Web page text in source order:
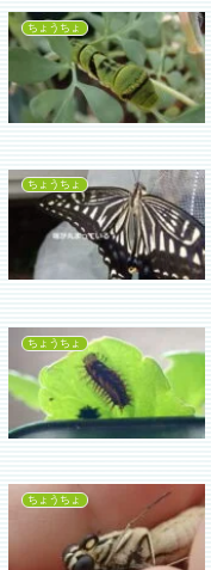
ちょうちょ
ちょうちょ
ちょうちょ
ちょうちょ